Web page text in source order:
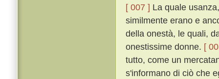
[ 007 ] La quale
similmente erano e
della onestà, le quali,
onestissime donne. [
tutto, come un
s'informano di ciò che